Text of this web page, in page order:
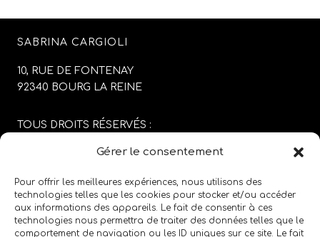
Gérer le consentement
Pour offrir les meilleures expériences, nous utilisons des
technologies telles que les cookies pour stocker et/ou accéder
aux informations des appareils. Le fait de consentir à ces
technologies nous permettra de traiter des données telles que le
comportement de navigation ou les ID uniques sur ce site. Le fait
SABRINA CARGIOLI
10, RUE DE FONTENAY
92340 BOURG LA REINE
TOUS DROITS RÉSERVÉS :
CONCEPTION DU SITE :
MENTIONS LÉGALES/CGV